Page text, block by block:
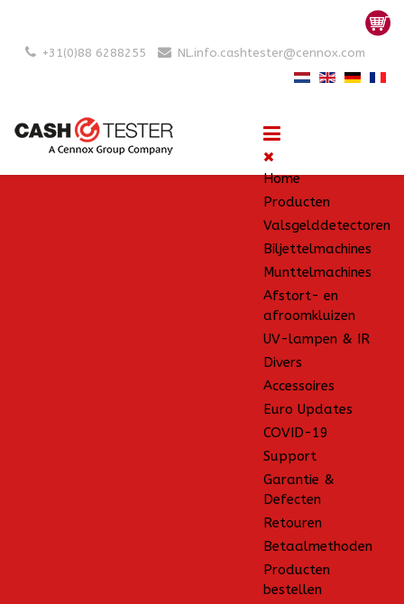
+31(0)88 6288255 NL.info.cashtester@cennox.com
Home
Producten
Valsgelddetectoren
Biljettelmachines
Munttelmachines
Afstort- en
afroomkluizen
UV-lampen & IR
Divers
Accessoires
Euro Updates
COVID-19
Support
Garantie &
Defecten
Retouren
Betaalmethoden
Producten
bestellen